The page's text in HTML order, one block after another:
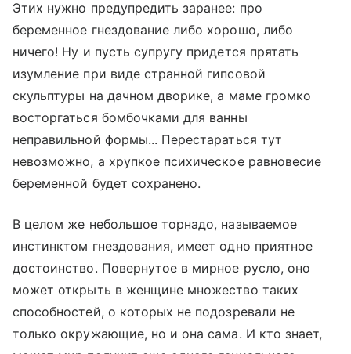
Этих нужно предупредить заранее: про
беременное гнездование либо хорошо, либо
ничего! Ну и пусть супругу придется прятать
изумление при виде странной гипсовой
скульптуры на дачном дворике, а маме громко
восторгаться бомбочками для ванны
неправильной формы... Перестараться тут
невозможно, а хрупкое психическое равновесие
беременной будет сохранено.
В целом же небольшое торнадо, называемое
инстинктом гнездования, имеет одно приятное
достоинство. Повернутое в мирное русло, оно
может открыть в женщине множество таких
способностей, о которых не подозревали не
только окружающие, но и она сама. И кто знает,